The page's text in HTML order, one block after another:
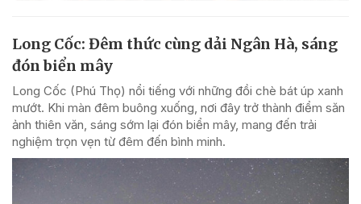
Long Cốc: Đêm thức cùng dải Ngân Hà, sáng
đón biển mây
Long Cốc (Phú Thọ) nổi tiếng với những đồi chè bát úp xanh
mướt. Khi màn đêm buông xuống, nơi đây trở thành điểm săn
ảnh thiên văn, sáng sớm lại đón biển mây, mang đến trải
nghiệm trọn vẹn từ đêm đến bình minh.